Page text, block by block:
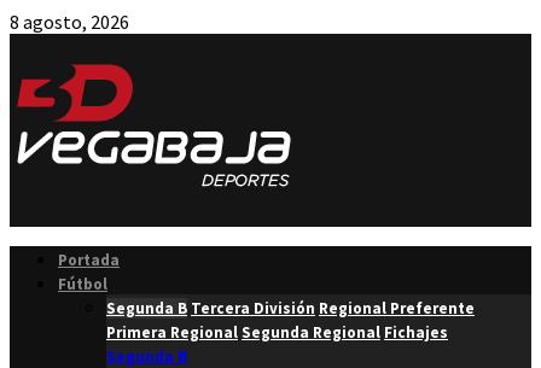
8 agosto, 2026
Portada
Fútbol
Segunda B Tercera División Regional Preferente
Primera RegionalSegunda Regional Fichajes
Segunda B